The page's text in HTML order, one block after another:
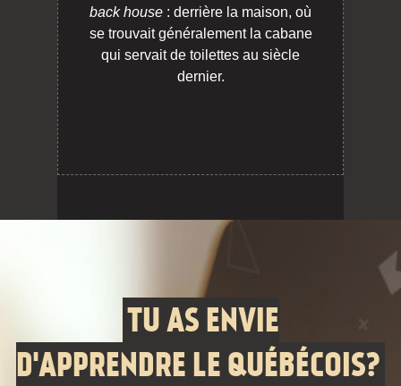
back house : derrière la maison, où
se trouvait généralement la cabane
qui servait de toilettes au siècle
dernier.
TU AS ENVIE
D'APPRENDRE LE QUÉBÉCOIS?